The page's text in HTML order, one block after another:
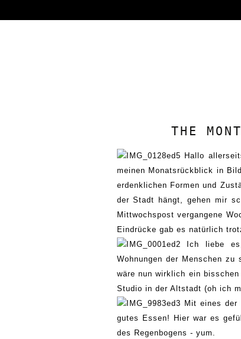
THE
Hallo
meinen Monatsrückblick in
erdenklichen Formen und
der Stadt hängt, gehen mir
Mittwochspost vergangene
Eindrücke gab es natürlich
Ich liebe
Wohnungen der Menschen zu
wäre nun wirklich ein bisschen
Studio in der Altstadt (oh ich
Mit eines der
gutes Essen! Hier war es
des Regenbogens - yum.